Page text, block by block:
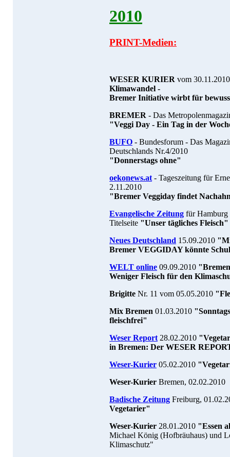
2010
PRINT-Medien:
WESER KURIER vom
Klimawandel -
Bremer Initiative wirbt für
BREMER - Das
"Veggi Day - Ein Tag in der
BUFO - Bundesforum - Das
Deutschlands Nr.4/2010
"Donnerstags ohne"
oekonews.at - Tageszeitung für
2.11.2010
"Bremer Veggiday findet
Evangelische Zeitung für
Titelseite "Unser tägliches Fleisch"
Neues Deutschland 15.09.2010
Bremer VEGGIDAY könnte
WELT online 09.09.2010
Weniger Fleisch für den
Brigitte Nr. 11 vom 05.05.2010
Mix Bremen 01.03.2010
fleischfrei"
Weser Report 28.02.2010
in Bremen: Der WESER
Weser-Kurier 05.02.2010
Weser-Kurier Bremen, 02.02.2010
Badische Zeitung Freiburg,
Vegetarier"
Weser-Kurier 28.01.2010 "Essen
Michael König (Hofbräuhaus) und
Klimaschutz"